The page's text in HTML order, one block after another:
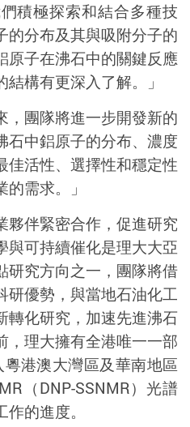
積極探索和結合多種技
的分布及其與吸附分子的
原子在沸石中的關鍵反應
構有更深入了解。」
，團隊將進一步開發新的
石中鋁原子的分布、濃度
佳活性、選擇性和穩定性
需求。」
夥伴緊密合作，促進研究
與可持續催化是理大大亞
研究方向之一，團隊將借
研優勢，與當地石油化工
轉化研究，加速先進沸石
，理大擁有全港唯一一部
港澳大灣區及華南地區
（DNP-SSNMR）光譜
的進度。